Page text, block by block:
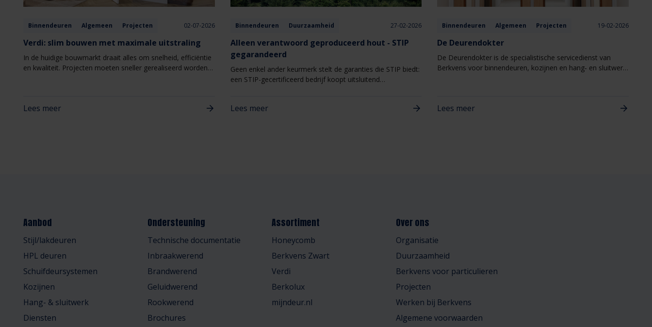
Binnendeuren Algemeen Projecten 02-07-2026
Verdi: slim bouwen met maximale uitstraling
In de huidige bouwmarkt draait alles om snelheid, efficiëntie
en kwaliteit. Projecten moeten sneller gerealiseerd worden,
combineert een hoogwaardige uitstraling met een slimme,
Lees meer
Binnendeuren Duurzaamheid 27-02-2026
Alleen verantwoord geproduceerd hout - STIP
gegarandeerd
Geen enkel ander keurmerk stelt de garanties die STIP biedt:
een STIP-gecertificeerd bedrijf koopt uitsluitend
Lees meer
Binnendeuren Algemeen Projecten 19-02-2026
De Deurendokter
De Deurendokter is de specialistische servicedienst van
Berkvens voor binnendeuren, kozijnen en hang‑ en sluitwerk.
Lees meer
Aanbod
Stijl/lakdeuren
HPL deuren
Schuifdeursystemen
Kozijnen
Hang- & sluitwerk
Diensten
Ondersteuning
Technische documentatie
Inbraakwerend
Brandwerend
Geluidwerend
Rookwerend
Brochures
Assortiment
Honeycomb
Berkvens Zwart
Verdi
Berkolux
mijndeur.nl
Over ons
Organisatie
Duurzaamheid
Berkvens voor particulieren
Projecten
Werken bij Berkvens
Algemene voorwaarden